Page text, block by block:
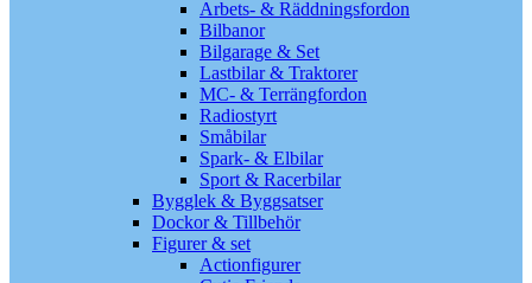
Arbets- & Räddningsfordon
Bilbanor
Bilgarage & Set
Lastbilar & Traktorer
MC- & Terrängfordon
Radiostyrt
Småbilar
Spark- & Elbilar
Sport & Racerbilar
Bygglek & Byggsatser
Dockor & Tillbehör
Figurer & set
Actionfigurer